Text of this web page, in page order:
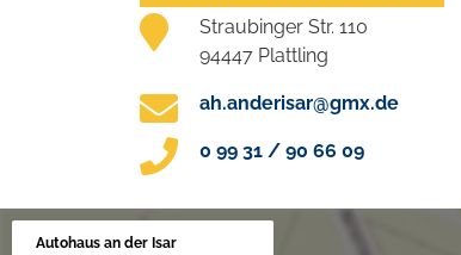
Straubinger Str. 110
94447 Plattling
ah.anderisar@gmx.de
0 99 31 / 90 66 09
Autohaus an der Isar